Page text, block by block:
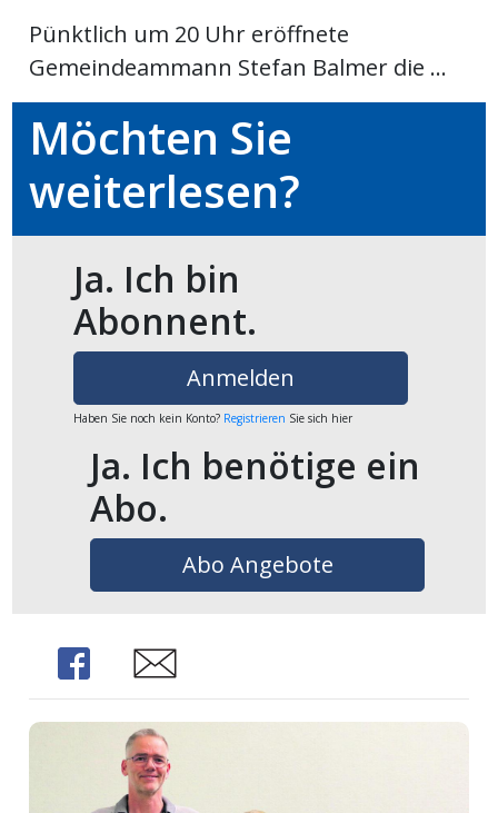
Pünktlich um 20 Uhr eröffnete
Gemeindeammann Stefan Balmer die ...
Möchten Sie
weiterlesen?
Ja. Ich bin
Abonnent.
Anmelden
Haben Sie noch kein Konto? Registrieren Sie sich hier
Ja. Ich benötige ein
Abo.
Abo Angebote
Share Share